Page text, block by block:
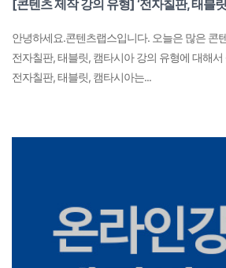
[콘텐츠 제작 강의 유형] ‘전자칠판, 태블
안녕하세요.콘텐츠랩스입니다. 오늘은 많은 콘
전자칠판, 태블릿, 캠타시아 강의 유형에 대해
전자칠판, 태블릿, 캠타시아는...